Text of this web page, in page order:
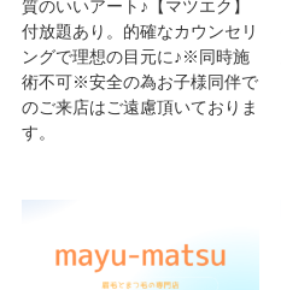
質のいいアート♪【マツエク】
付放題あり。的確なカウンセリ
ングで理想の目元に♪※同時施
術不可※安全の為お子様同伴で
のご来店はご遠慮頂いておりま
す。